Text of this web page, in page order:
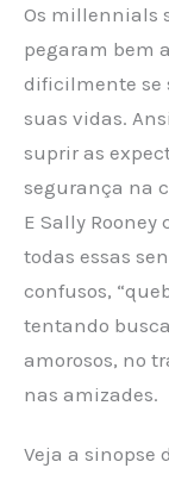
Os millennials
pegaram bem
dificilmente se
suas vidas.
suprir as
segurança na
E Sally
todas essas
confusos,
tentando
amorosos, no
nas amizades.
Veja a sinopse